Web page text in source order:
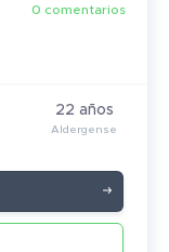
0 comentarios
22 años